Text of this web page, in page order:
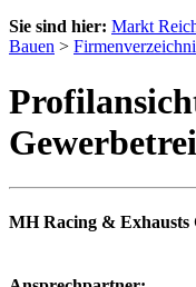
Sie sind hier: Markt
Bauen >
MH Racing & Exhausts